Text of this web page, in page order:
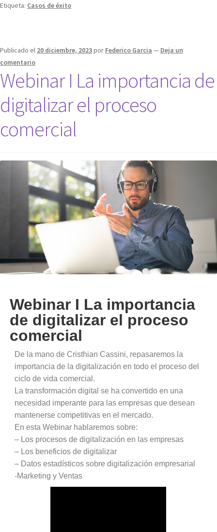
Etiqueta: Casos de éxito
Publicado el 20 diciembre, 2023por Federico Garcia — Deja un
comentario
Webinar I La importancia de
digitalizar el proceso
comercial
Webinar I La importancia
de digitalizar el proceso
comercial
De la mano de Cristhian Cassini, repasaremos la
importancia de la digitalización en todo el proceso del
ciclo de vida comercial.
La transformación digital se ha convertido en una
necesidad imperante para las empresas que desean
mantenerse competitivas en el mercado.
En esta Webinar hablaremos sobre:
– Los procesos de digitalización en las empresas
– Los beneficios de digitalizar
– Datos estadísticos sobre digitalización empresarial
-Marketing y Ventas